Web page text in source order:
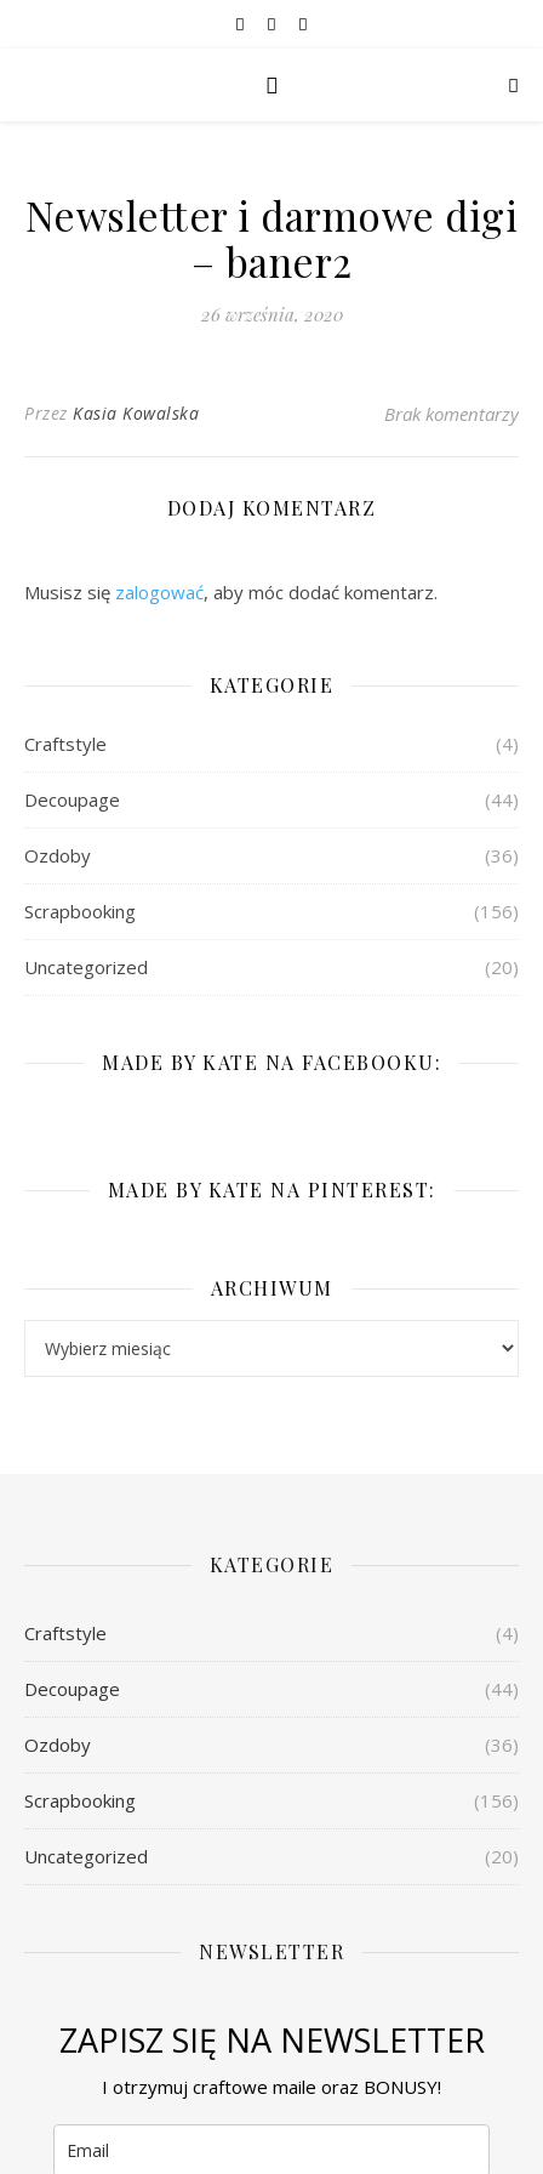
Newsletter i darmowe digi
– baner2
26 września, 2020
Przez Kasia Kowalska Brak komentarzy
DODAJ KOMENTARZ
Musisz się zalogować, aby móc dodać komentarz.
KATEGORIE
Craftstyle (4)
Decoupage (44)
Ozdoby (36)
Scrapbooking (156)
Uncategorized (20)
MADE BY KATE NA FACEBOOKU:
MADE BY KATE NA PINTEREST:
ARCHIWUM
KATEGORIE
Craftstyle (4)
Decoupage (44)
Ozdoby (36)
Scrapbooking (156)
Uncategorized (20)
NEWSLETTER
ZAPISZ SIĘ NA NEWSLETTER
I otrzymuj craftowe maile oraz BONUSY!